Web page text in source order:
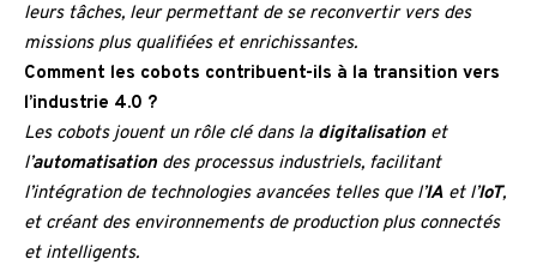
leurs tâches, leur permettant de se reconvertir vers des
missions plus qualifiées et enrichissantes.
Comment les cobots contribuent-ils à la transition vers
l’industrie 4.0 ?
Les cobots jouent un rôle clé dans la digitalisation et
l’automatisation des processus industriels, facilitant
l’intégration de technologies avancées telles que l’IA et l’IoT,
et créant des environnements de production plus connectés
et intelligents.